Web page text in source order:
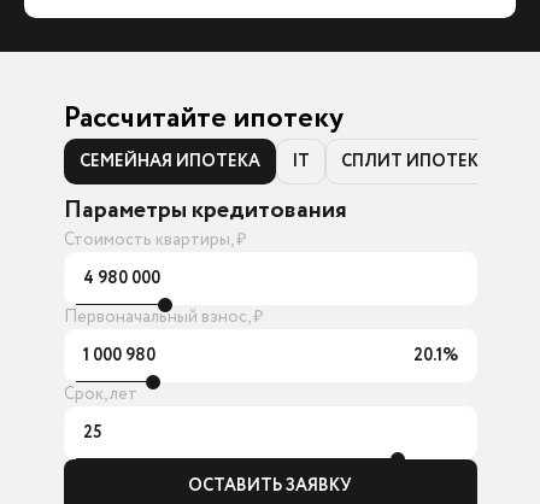
Рассчитайте ипотеку
СЕМЕЙНАЯ ИПОТЕКА IT СПЛИТ ИПОТЕКА
Параметры кредитования
Стоимость квартиры, ₽
4 980 000
Первоначальный взнос, ₽
1 000 980
20.1%
Срок, лет
25
ОСТАВИТЬ ЗАЯВКУ